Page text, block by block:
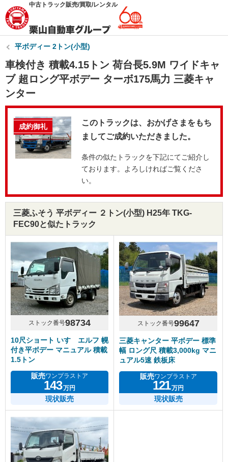
中古トラック販売/買取/レンタル
平ボディー 2トン(小型)
車検付き 積載4.15トン 荷台長5.9M ワイドキャ
ブ 超ロング平ボデー ターボ175馬力 三菱キャ
ンター
成約御礼
このトラックは、おかげさまをもち
ましてご成約いただきました。
条件の似たトラックを下記にてご紹介し
ております。よろしければご覧くださ
い。
三菱ふそう 平ボディー ２トン(小型) H25年 TKG-
FEC90と似たトラック
ストック番号98734
10尺ショート いすゞエルフ 幌
付き平ボデー マニュアル 積載
1.5トン
販売ワンプラストア
143万円
現状販売
ストック番号99647
三菱キャンター 平ボデー 標準
幅 ロング尺 積載3,000kg マニ
ュアル5速 鉄板床
販売ワンプラストア
121万円
現状販売